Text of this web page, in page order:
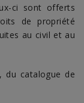
ci sont offerts
de propriété
au civil et au
du catalogue de